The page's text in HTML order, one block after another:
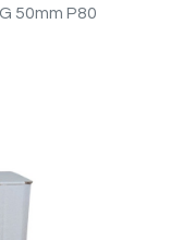
50mm P80